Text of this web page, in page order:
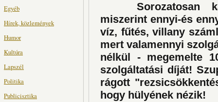
Egyéb
Hírek, közlemények
Humor
Kultúra
Lapszél
Politika
Publicisztika
Sorozatosan
miszerint ennyi-és
víz, fűtés, villany
mert valamennyi
nélkül - megemelte
szolgáltatási díját!
rágott
hogy hülyének nézik!